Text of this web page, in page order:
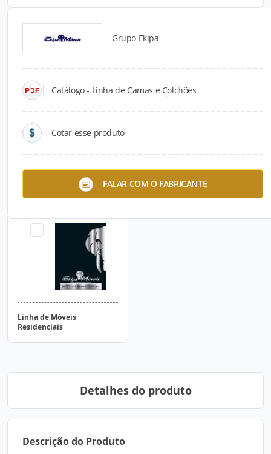
Grupo Ekipa
Catálogo - Linha de Camas e Colchões
Cotar esse produto
FALAR COM O FABRICANTE
Catálogos para Download
Linha de Camas e Colchões
Escritório
Linha de Móveis
Residenciais
Detalhes do produto
Descrição do Produto